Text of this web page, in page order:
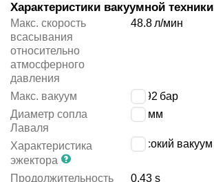
Характеристики вакуумной техники
Макс. скорость
всасывания
относительно
атмосферного
давления
48.8 л/мин
Макс. вакуум 0.92 бар
Диаметр сопла
Лаваля
мм
Характеристика
эжектора
высокий вакуум
Продолжительность
0,43 s